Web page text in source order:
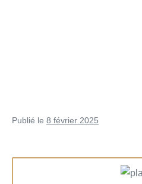
Publié le 8 février 2025